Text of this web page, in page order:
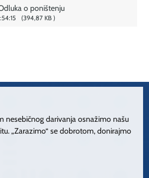
o poništenju
394,87 KB
nesebičnog darivanja osnažimo našu
„Zarazimo“ se dobrotom, donirajmo